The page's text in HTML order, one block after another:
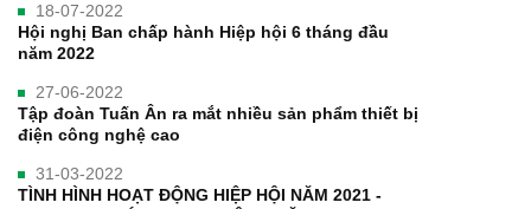
18-07-2022
Hội nghị Ban chấp hành Hiệp hội 6 tháng đầu
năm 2022
27-06-2022
Tập đoàn Tuấn Ân ra mắt nhiều sản phẩm thiết bị
điện công nghệ cao
31-03-2022
TÌNH HÌNH HOẠT ĐỘNG HIỆP HỘI NĂM 2021 -